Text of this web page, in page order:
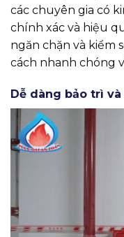
các chuyên gia có
chính xác và hiệu
ngăn chặn và kiểm
cách nhanh chóng
Dễ dàng bảo trì và